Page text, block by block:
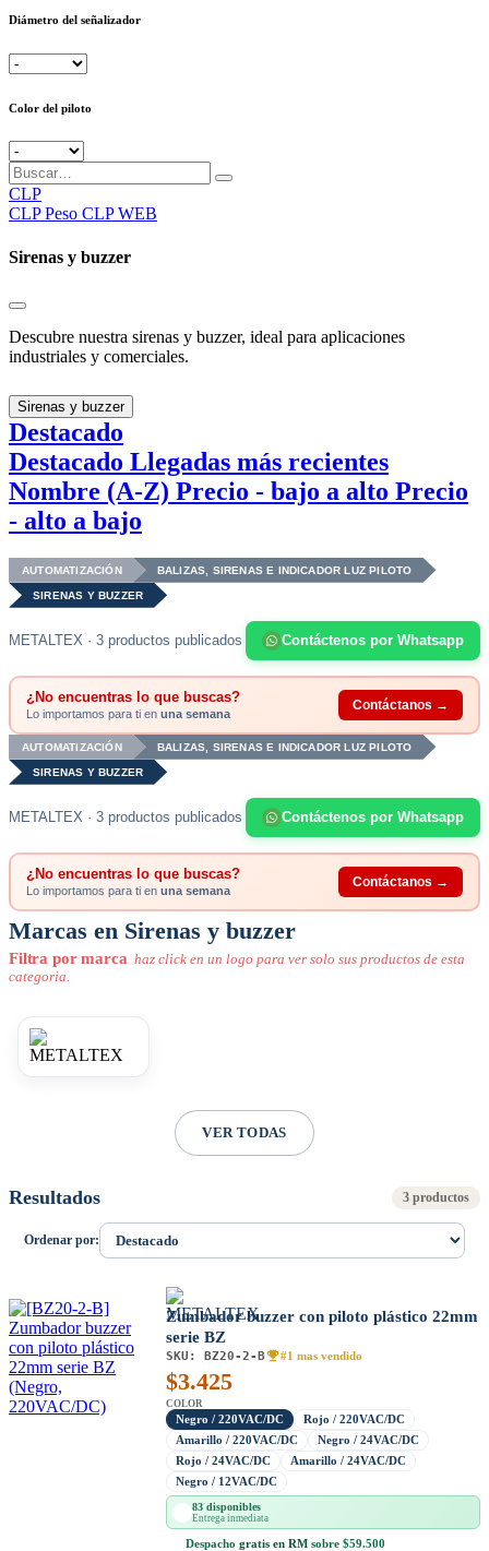
Diámetro del señalizador
Color del piloto
CLP
CLP Peso CLP WEB
Sirenas y buzzer
Descubre nuestra sirenas y buzzer, ideal para aplicaciones
industriales y comerciales.
Sirenas y buzzer
Destacado
Destacado Llegadas más recientes
Nombre (A-Z) Precio - bajo a alto Precio
- alto a bajo
AUTOMATIZACIÓN BALIZAS, SIRENAS E INDICADOR LUZ PILOTO
SIRENAS Y BUZZER
METALTEX · 3 productos publicados Contáctenos por Whatsapp
¿No encuentras lo que buscas?
Lo importamos para ti en una semana
Contáctanos →
AUTOMATIZACIÓN BALIZAS, SIRENAS E INDICADOR LUZ PILOTO
SIRENAS Y BUZZER
METALTEX · 3 productos publicados Contáctenos por Whatsapp
¿No encuentras lo que buscas?
Lo importamos para ti en una semana
Contáctanos →
Marcas en Sirenas y buzzer
Filtra por marca haz click en un logo para ver solo sus productos de esta
categoria.
VER TODAS
Resultados 3 productos
Ordenar por:
Zumbador buzzer con piloto plástico 22mm
serie BZ
SKU: BZ20-2-B #1 mas vendido
$3.425
COLOR
Negro / 220VAC/DC
Rojo / 220VAC/DC
Amarillo / 220VAC/DC
Negro / 24VAC/DC
Rojo / 24VAC/DC
Amarillo / 24VAC/DC
Negro / 12VAC/DC
83 disponibles
Entrega inmediata
Despacho gratis en RM sobre $59.500